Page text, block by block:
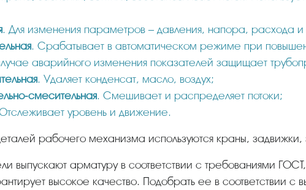
. Для изменения параметров – давления, напора, расхода и
. Срабатывает в автоматическом режиме при
аварийного изменения показателей защищает
. Удаляет конденсат, масло, воздух;
смесительная. Смешивает и распределяет потоки;
уровень и движение.
рабочего механизма используются краны, задвижки,
высокое качество. Подобрать ее в соответствии